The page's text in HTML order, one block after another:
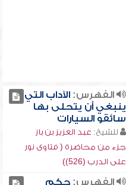
الفهرس:الآداب التي
ينبغي أن يتحلى بها
سائقو السيارات
للشيخ: عبد العزيز بن باز
جزء من محاضرة ( فتاوى نور
على الدرب (526))
الفهرس:حكم